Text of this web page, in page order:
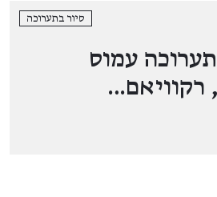
סיור בתערוכה
עמוס
רקוויאם…